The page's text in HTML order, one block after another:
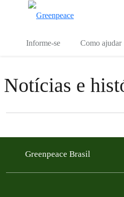
Informe-se Como ajudar
Notícias e
Filter posts
Greenpeace Brasil